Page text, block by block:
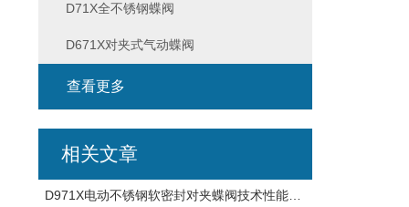
D71X全不锈钢蝶阀
D671X对夹式气动蝶阀
查看更多
相关文章